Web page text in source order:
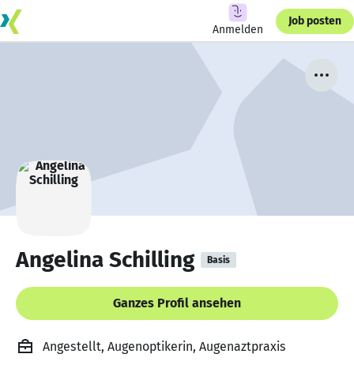
Anmelden
Job posten
Angelina Schilling Basis
Ganzes Profil ansehen
Angestellt, Augenoptikerin, Augenaztpraxis